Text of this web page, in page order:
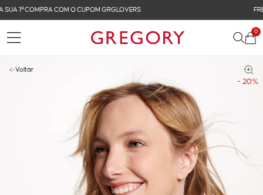
FRETE GRÁTIS NAS COMPRAS ACIMA DE R$ 899
0
- 20%
Voltar